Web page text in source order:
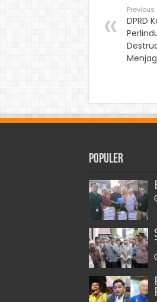
Previous
DPRD
Populer